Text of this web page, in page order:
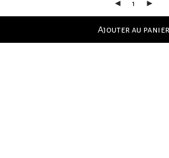
Ajouter au panier